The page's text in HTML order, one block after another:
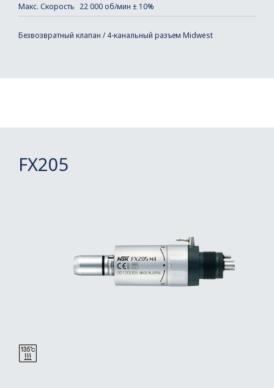
Макс. Скорость 22 000 об/мин ± 10%
Безвозвратный клапан / 4-канальный разъем Midwest
FX205